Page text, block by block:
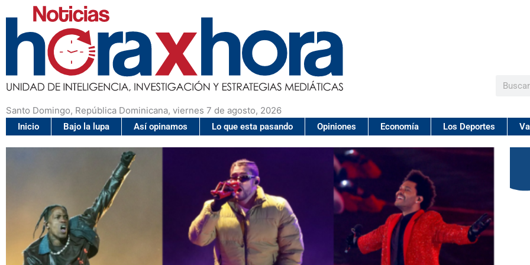
Santo Domingo, República Dominicana, viernes 7 de agosto, 2026
Buscar
Inicio Bajo la lupa Así opinamos Lo que esta pasando Opiniones Economía Los Deportes